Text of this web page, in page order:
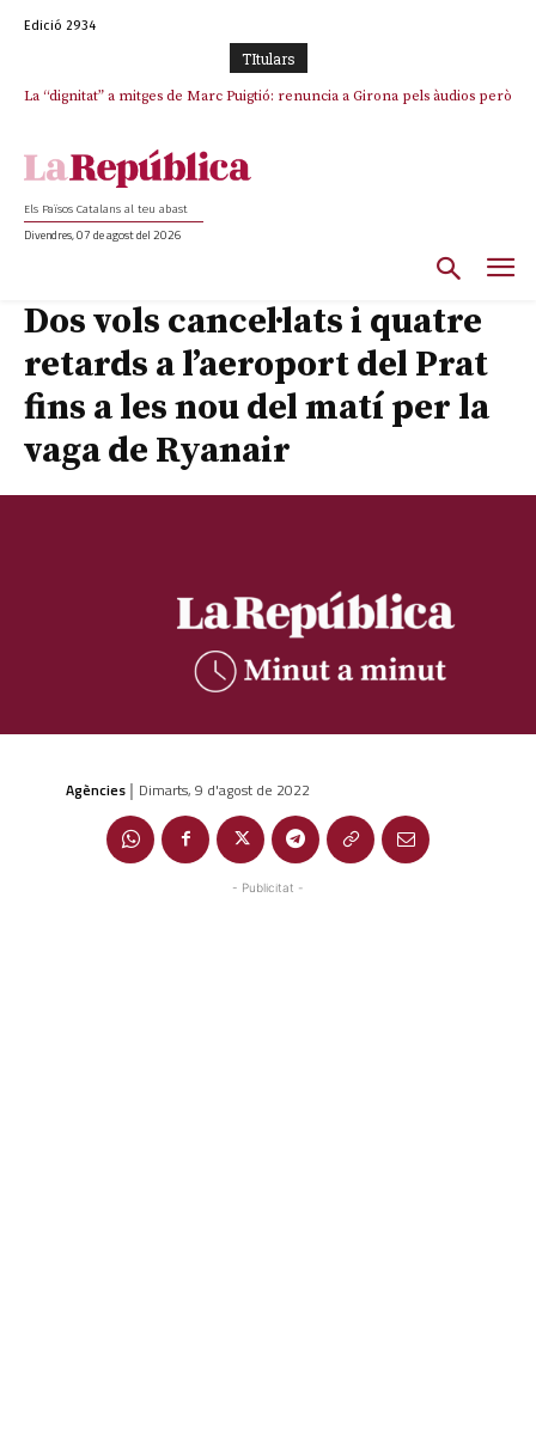
Edició 2934
TItulars
La “dignitat” a mitges de Marc Puigtió: renuncia a Girona pels àudios però
Els Països Catalans al teu abast
Divendres, 07 de agost del 2026
Dos vols cancel·lats i quatre
retards a l’aeroport del Prat
fins a les nou del matí per la
vaga de Ryanair
Agències | Dimarts, 9 d'agost de 2022
- Publicitat -